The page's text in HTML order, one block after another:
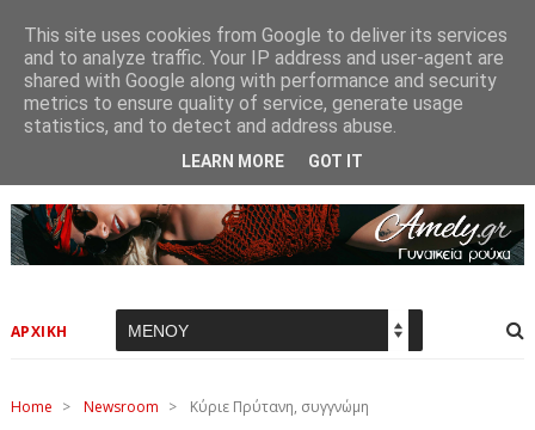
ΑΡΧΙΚΗ
Home > Newsroom > Κύριε Πρύτανη, συγγνώμη
This site uses cookies from Google to deliver its services
and to analyze traffic. Your IP address and user-agent are
shared with Google along with performance and security
metrics to ensure quality of service, generate usage
statistics, and to detect and address abuse.
LEARN MORE GOT IT